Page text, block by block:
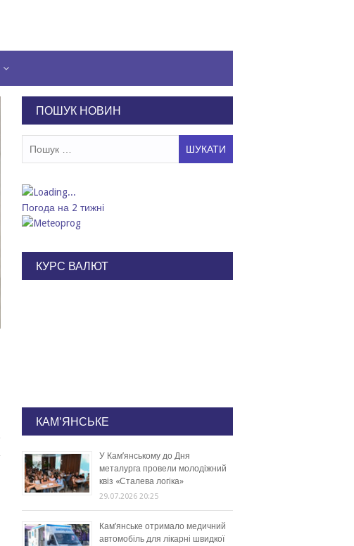
ПОШУК НОВИН
Погода на 2 тижні
КУРС ВАЛЮТ
КАМ'ЯНСЬКЕ
У Кам’янському до Дня
металурга провели молодіжний
квіз «Сталева логіка»
29.07.2026 20:25
Кам’янське отримало медичний
автомобіль для лікарні швидкої